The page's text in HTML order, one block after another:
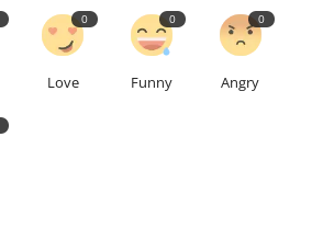
0
Love
0
Funny
0
Angry